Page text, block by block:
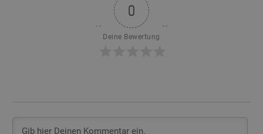
0
Deine Bewertung